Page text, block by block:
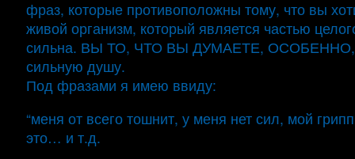
фраз, которые противоположны тому, что вы
живой организм, который является частью
сильна. ВЫ ТО, ЧТО ВЫ ДУМАЕТЕ, ОСОБЕННО,
сильную душу.
Под фразами я имею ввиду:
“меня от всего тошнит, у меня нет сил, мой
это… и т.д.